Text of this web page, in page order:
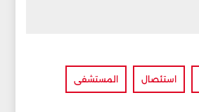
استئصال المستشفى